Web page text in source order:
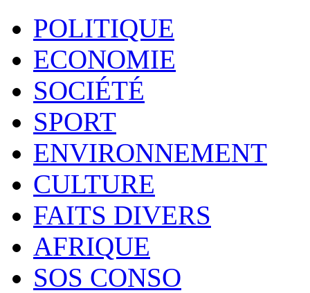
POLITIQUE
ECONOMIE
SOCIÉTÉ
SPORT
ENVIRONNEMENT
CULTURE
FAITS DIVERS
AFRIQUE
SOS CONSO